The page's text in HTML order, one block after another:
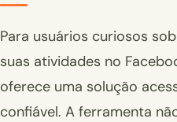
Para usuários curiosos
suas atividades no
oferece uma solução
confiável. A ferramenta